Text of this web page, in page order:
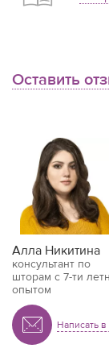
Оставить
Алла Никитина
консультант по
шторам с 7-ти
опытом
Написать в